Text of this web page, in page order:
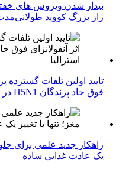
بیدار شدن ویروس‌ های
راز بزرگ کووید
تایید اولین تلفات گسترده
فوق حاد پرندگان H5N1 در استرالیا
راهکار جدید علمی برای
یک عادت غذایی ساده